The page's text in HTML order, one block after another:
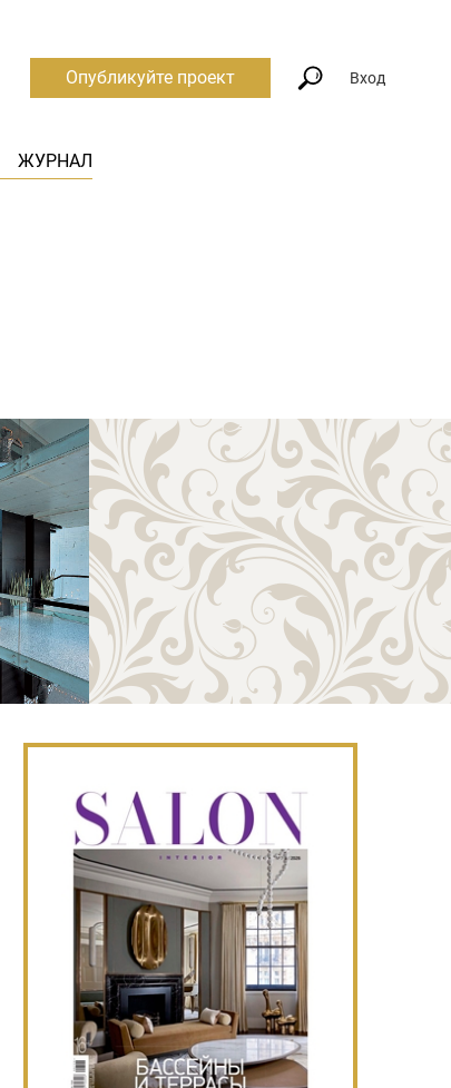
ЖУРНАЛ
Опубликуйте проект Вход